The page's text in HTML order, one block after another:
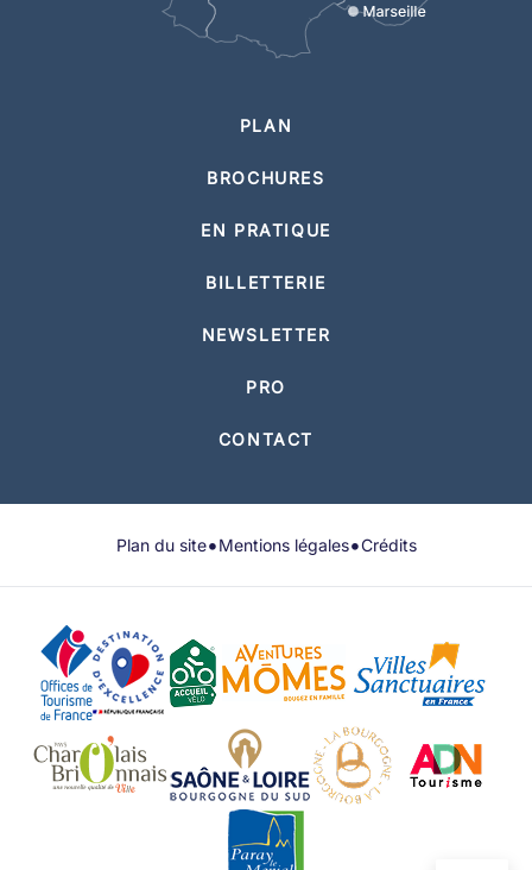
PLAN
BROCHURES
EN PRATIQUE
BILLETTERIE
NEWSLETTER
PRO
CONTACT
Plan du site•Mentions légales•Crédits